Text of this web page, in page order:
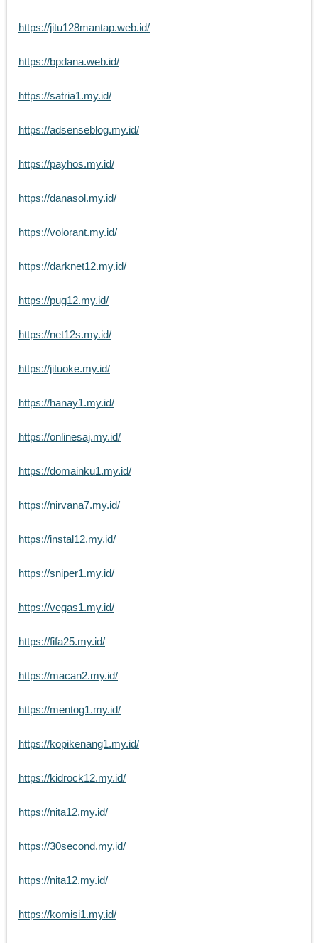
https://jitu128mantap.web.id/
https://bpdana.web.id/
https://satria1.my.id/
https://adsenseblog.my.id/
https://payhos.my.id/
https://danasol.my.id/
https://volorant.my.id/
https://darknet12.my.id/
https://pug12.my.id/
https://net12s.my.id/
https://jituoke.my.id/
https://hanay1.my.id/
https://onlinesaj.my.id/
https://domainku1.my.id/
https://nirvana7.my.id/
https://instal12.my.id/
https://sniper1.my.id/
https://vegas1.my.id/
https://fifa25.my.id/
https://macan2.my.id/
https://mentog1.my.id/
https://kopikenang1.my.id/
https://kidrock12.my.id/
https://nita12.my.id/
https://30second.my.id/
https://nita12.my.id/
https://komisi1.my.id/